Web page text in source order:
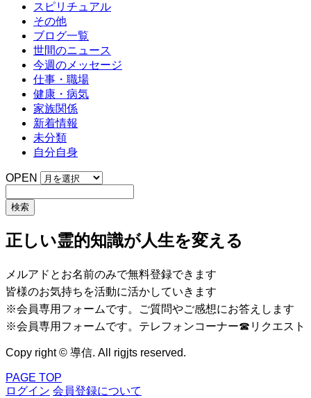
スピリチュアル
その他
ブログ一覧
世間のニュース
今週のメッセージ
仕事・職場
健康・病気
家族関係
新着情報
未分類
自分自身
OPEN
正しい霊的知識が人生を変える
メルアドとお名前のみで無料登録できます
皆様のお気持ちを活動に活かしていきます
※会員専用フォームです。ご質問やご感想にお答えします
※会員専用フォームです。テレフォンコーナー☎リクエスト
Copy right © 導信. All rigjts reserved.
PAGE TOP
ログイン 会員登録について